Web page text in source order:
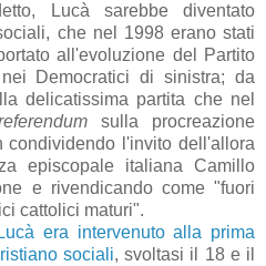
Lucà sarebbe diventato
che nel 1998 erano stati
all'evoluzione del Partito
Democratici di sinistra; da
delicatissima partita che nel
sulla procreazione
condividendo l'invito dell'allora
episcopale italiana Camillo
e rivendicando come "fuori
cattolici maturi".
Lucà era intervenuto alla prima
sociali, svoltasi il 18 e il